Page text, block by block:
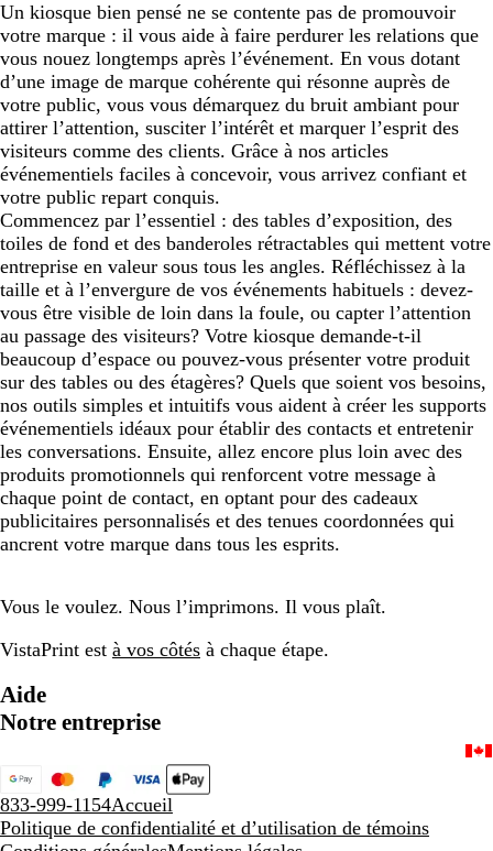
Un kiosque bien pensé ne se contente pas de promouvoir
votre marque : il vous aide à faire perdurer les relations que
vous nouez longtemps après l’événement. En vous dotant
d’une image de marque cohérente qui résonne auprès de
votre public, vous vous démarquez du bruit ambiant pour
attirer l’attention, susciter l’intérêt et marquer l’esprit des
visiteurs comme des clients. Grâce à nos articles
événementiels faciles à concevoir, vous arrivez confiant et
votre public repart conquis.
Commencez par l’essentiel : des tables d’exposition, des
toiles de fond et des banderoles rétractables qui mettent votre
entreprise en valeur sous tous les angles. Réfléchissez à la
taille et à l’envergure de vos événements habituels : devez-
vous être visible de loin dans la foule, ou capter l’attention
au passage des visiteurs? Votre kiosque demande-t-il
beaucoup d’espace ou pouvez-vous présenter votre produit
sur des tables ou des étagères? Quels que soient vos besoins,
nos outils simples et intuitifs vous aident à créer les supports
événementiels idéaux pour établir des contacts et entretenir
les conversations. Ensuite, allez encore plus loin avec des
produits promotionnels qui renforcent votre message à
chaque point de contact, en optant pour des cadeaux
publicitaires personnalisés et des tenues coordonnées qui
ancrent votre marque dans tous les esprits.
Vous le voulez. Nous l’imprimons. Il vous plaît.
VistaPrint est à vos côtés à chaque étape.
Aide
Notre entreprise
833-999-1154Accueil
Politique de confidentialité et d’utilisation de témoins